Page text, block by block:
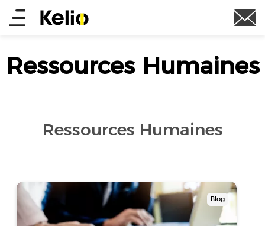
Aller
auMain
Ressources Humaines
Ressources Humaines
Blog